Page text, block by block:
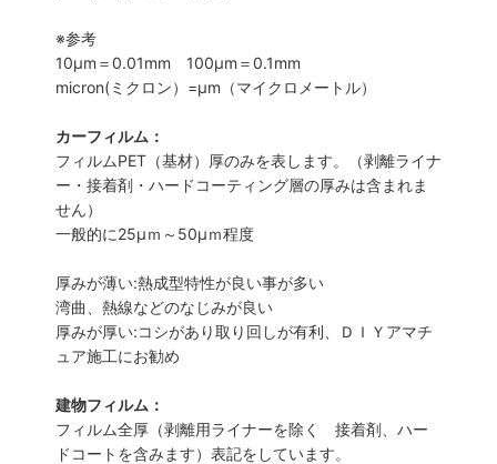
※参考
10μm＝0.01mm 100μm＝0.1mm
micron(ミクロン）=µm（マイクロメートル）
カーフィルム：
フィルムPET（基材）厚のみを表します。（剥離ライナ
ー・接着剤・ハードコーティング層の厚みは含まれま
せん）
一般的に25µｍ～50µｍ程度
厚みが薄い:熱成型特性が良い事が多い
湾曲、熱線などのなじみが良い
厚みが厚い:コシがあり取り回しが有利、ＤＩＹアマチ
ュア施工にお勧め
建物フィルム：
フィルム全厚（剥離用ライナーを除く 接着剤、ハー
ドコートを含みます）表記をしています。